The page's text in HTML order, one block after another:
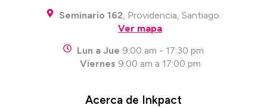
Seminario 162, Providencia, Santiago.
Ver mapa
Lun a Jue 9:00 am - 17:30 pm
Viernes 9:00 am a 17:00 pm
Acerca de Inkpact